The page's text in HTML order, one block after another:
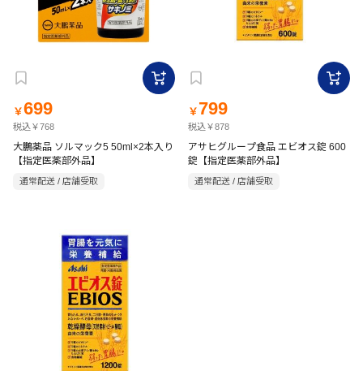
￥699
税込￥768
大鵬薬品 ソルマック5 50ml×2本入り
【指定医薬部外品】
通常配送 / 店舗受取
￥ 799
税込￥878
アサヒグループ食品 エビオス錠 600
錠【指定医薬部外品】
通常配送 / 店舗受取